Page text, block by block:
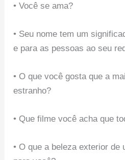
• Você se ama?
• Seu nome tem um
e para as pessoas ao seu
• O que você gosta que a
estranho?
• Que filme você acha que
• O que a beleza exterior de